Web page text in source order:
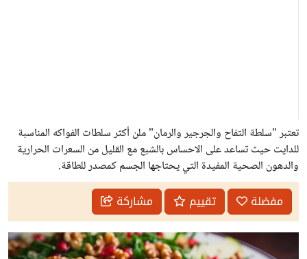
تعتبر "سلطة التفاح والجرجير والرمان" ملن أكثر سلطات الفواكه المناسبة
للدايت حيث تساعد على الاحساس بالشبع مع القليل من السعرات الحرارية
والدهون الصحية المفيدة التي يحتاجها الجسم كمصدر للطاقة.
مفضلة تقييم مشاركة